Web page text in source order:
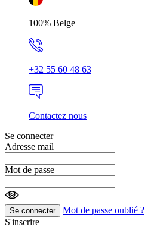
100% Belge
+32 55 60 48 63
Contactez nous
Se connecter
Adresse mail
Mot de passe
Se connecter
Mot de passe oublié ?
S'inscrire